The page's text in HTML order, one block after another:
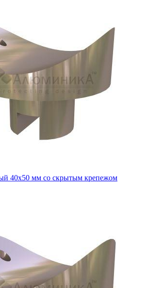
40х50 мм со скрытым крепежом